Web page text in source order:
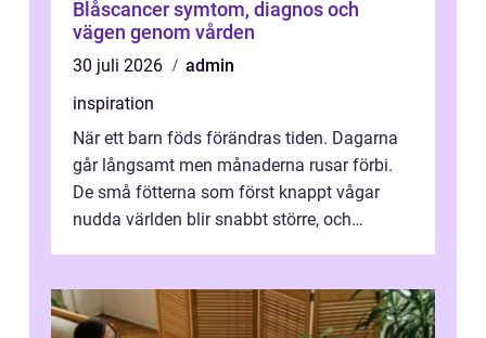
Blåscancer symtom, diagnos och
vägen genom vården
30 juli 2026
admin
inspiration
När ett barn föds förändras tiden. Dagarna
går långsamt men månaderna rusar förbi.
De små fötterna som först knappt vågar
nudda världen blir snabbt större, och